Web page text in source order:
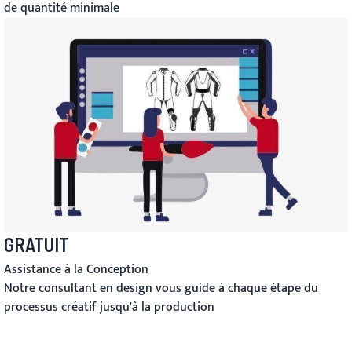
de quantité minimale
GRATUIT
Assistance à la Conception
Notre consultant en design vous guide à chaque étape du
processus créatif jusqu'à la production